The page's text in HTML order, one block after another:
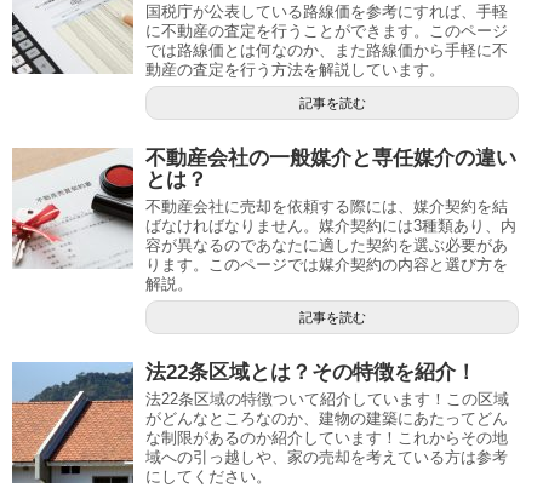
国税庁が公表している路線価を参考にすれば、手軽
に不動産の査定を行うことができます。このページ
では路線価とは何なのか、また路線価から手軽に不
動産の査定を行う方法を解説しています。
記事を読む
不動産会社の一般媒介と専任媒介の違い
とは？
不動産会社に売却を依頼する際には、媒介契約を結
ばなければなりません。媒介契約には3種類あり、内
容が異なるのであなたに適した契約を選ぶ必要があ
ります。このページでは媒介契約の内容と選び方を
解説。
記事を読む
法22条区域とは？その特徴を紹介！
法22条区域の特徴ついて紹介しています！この区域
がどんなところなのか、建物の建築にあたってどん
な制限があるのか紹介しています！これからその地
域への引っ越しや、家の売却を考えている方は参考
にしてください。